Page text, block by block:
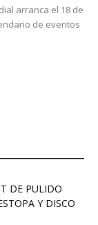
arranca el 18 de
de eventos
DE PULIDO
Y DISCO